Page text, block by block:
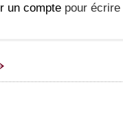
un compte pour